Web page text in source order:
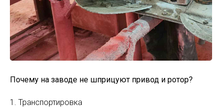
Почему на заводе не шприцуют привод и ротор?
1. Транспортировка